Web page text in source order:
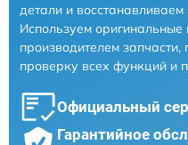
детали и восстанавливаем
Используем
производителем
проверку всех функций и
Официальный
Гарантийное